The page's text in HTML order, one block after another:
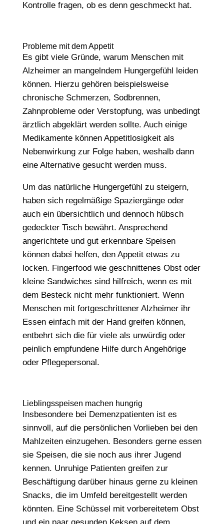
Kontrolle fragen, ob es denn geschmeckt hat.
Probleme mit dem Appetit
Es gibt viele Gründe, warum Menschen mit
Alzheimer an mangelndem Hungergefühl leiden
können. Hierzu gehören beispielsweise
chronische Schmerzen, Sodbrennen,
Zahnprobleme oder Verstopfung, was unbedingt
ärztlich abgeklärt werden sollte. Auch einige
Medikamente können Appetitlosigkeit als
Nebenwirkung zur Folge haben, weshalb dann
eine Alternative gesucht werden muss.
Um das natürliche Hungergefühl zu steigern,
haben sich regelmäßige Spaziergänge oder
auch ein übersichtlich und dennoch hübsch
gedeckter Tisch bewährt. Ansprechend
angerichtete und gut erkennbare Speisen
können dabei helfen, den Appetit etwas zu
locken. Fingerfood wie geschnittenes Obst oder
kleine Sandwiches sind hilfreich, wenn es mit
dem Besteck nicht mehr funktioniert. Wenn
Menschen mit fortgeschrittener Alzheimer ihr
Essen einfach mit der Hand greifen können,
entbehrt sich die für viele als unwürdig oder
peinlich empfundene Hilfe durch Angehörige
oder Pflegepersonal.
Lieblingsspeisen machen hungrig
Insbesondere bei Demenzpatienten ist es
sinnvoll, auf die persönlichen Vorlieben bei den
Mahlzeiten einzugehen. Besonders gerne essen
sie Speisen, die sie noch aus ihrer Jugend
kennen. Unruhige Patienten greifen zur
Beschäftigung darüber hinaus gerne zu kleinen
Snacks, die im Umfeld bereitgestellt werden
könnten. Eine Schüssel mit vorbereitetem Obst